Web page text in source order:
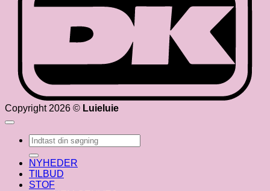
Copyright 2026 © Luieluie
Søg
efter:
NYHEDER
TILBUD
STOF